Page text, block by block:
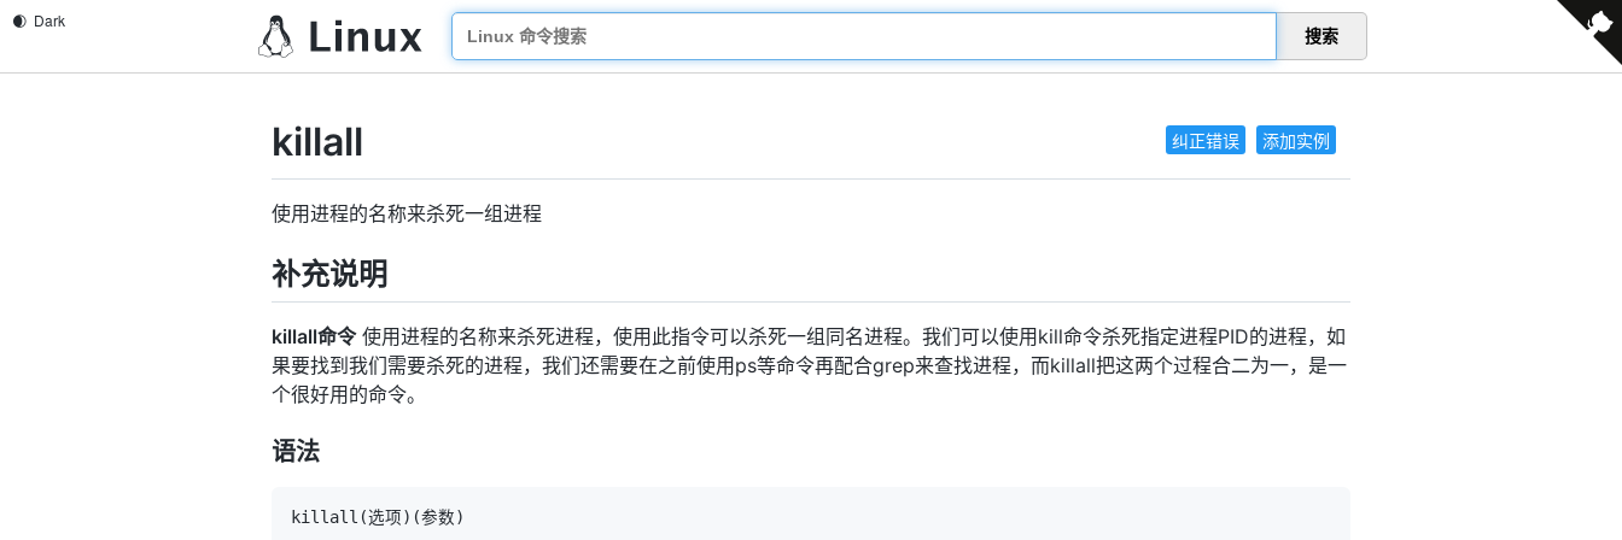
搜索
纠正错误 添加实例
killall
使用进程的名称来杀死一组进程
补充说明
killall命令使用进程的名称来杀死进程，使用此指令可以杀死一组同名进程。我们可以使用kill命令杀死指定进程PID的进程，如
果要找到我们需要杀死的进程，我们还需要在之前使用ps等命令再配合grep来查找进程，而killall把这两个过程合二为一，是一
个很好用的命令。
语法
killall (选项) (参数)